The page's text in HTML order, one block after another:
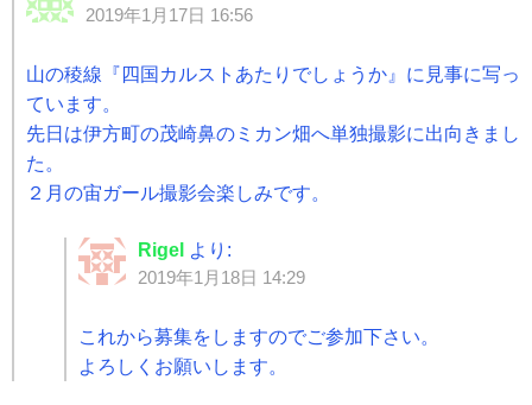
2019年1月17日 16:56
山の稜線『四国カルストあたりでしょうか』に見事に写っ
ています。
先日は伊方町の茂崎鼻のミカン畑へ単独撮影に出向きまし
た。
２月の宙ガール撮影会楽しみです。
Rigel より:
2019年1月18日 14:29
これから募集をしますのでご参加下さい。
よろしくお願いします。